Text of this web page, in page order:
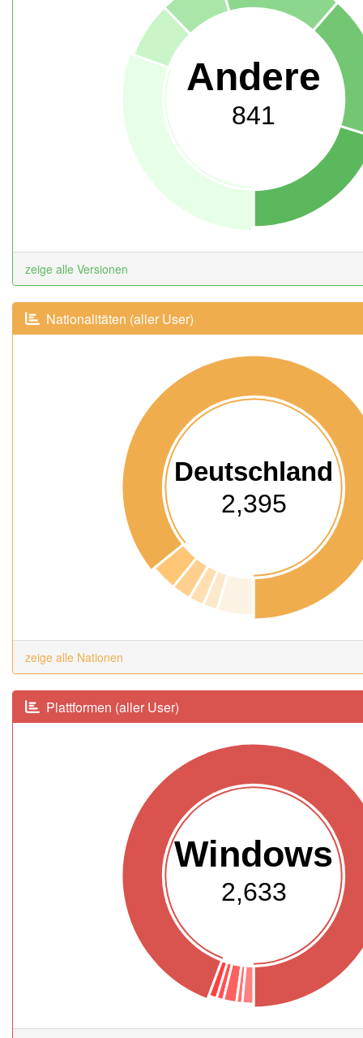
Andere
841
zeige alle Versionen
Nationalitäten (aller User)
Deutschland
2,395
zeige alle Nationen
Plattformen (aller User)
Windows
2,633